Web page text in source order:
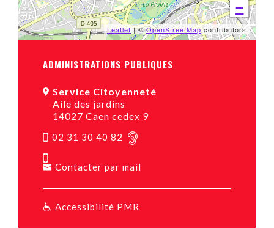
−
Leaflet| ©OpenStreetMapcontributors
ADMINISTRATIONS PUBLIQUES
Service Citoyenneté
Aile des jardins
14027 Caen cedex 9
02 31 30 40 82
Contacter par mail
Accessibilité PMR